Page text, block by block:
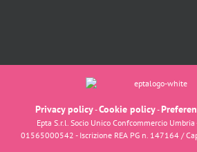
Privacy policy-Cookie policy-
Epta S.r.l. Socio Unico Confcommercio Umbria
01565000542 - Iscrizione REA PG n. 147164 /